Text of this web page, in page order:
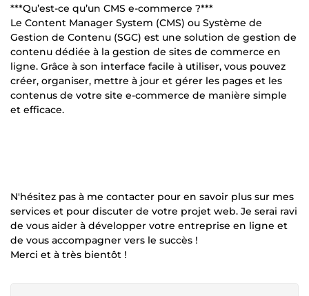
***Qu’est-ce qu’un CMS e-commerce ?***
Le Content Manager System (CMS) ou Système de
Gestion de Contenu (SGC) est une solution de gestion de
contenu dédiée à la gestion de sites de commerce en
ligne. Grâce à son interface facile à utiliser, vous pouvez
créer, organiser, mettre à jour et gérer les pages et les
contenus de votre site e-commerce de manière simple
et efficace.
N'hésitez pas à me contacter pour en savoir plus sur mes
services et pour discuter de votre projet web. Je serai ravi
de vous aider à développer votre entreprise en ligne et
de vous accompagner vers le succès !
Merci et à très bientôt !